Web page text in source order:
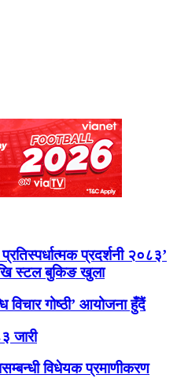
प्रदर्शनी २०८३’
स्टल बुकिङ खुला
गोष्ठी’ आयोजना हुँदैं
जारी
विधेयक प्रमाणीकरण